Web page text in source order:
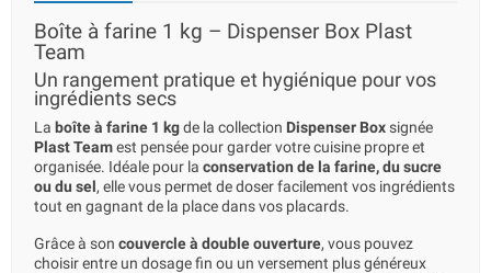
Boîte à farine 1 kg – Dispenser Box Plast
Team
Un rangement pratique et hygiénique pour vos
ingrédients secs
La boîte à farine 1 kgde la collection Dispenser Boxsignée
Plast Teamest pensée pour garder votre cuisine propre et
organisée. Idéale pour la conservation de la farine, du sucre
ou du sel, elle vous permet de doser facilement vos ingrédients
tout en gagnant de la place dans vos placards.
Grâce à son couvercle à double ouverture, vous pouvez
choisir entre un dosage fin ou un versement plus généreux